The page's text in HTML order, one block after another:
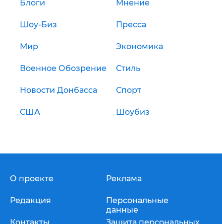
Блоги Мнение
Шоу-Биз Пресса
Мир Экономика
Военное Обозрение Стиль
Новости Донбасса Спорт
США Шоубиз
О проекте
Редакция
Реклама
Персональные
данные